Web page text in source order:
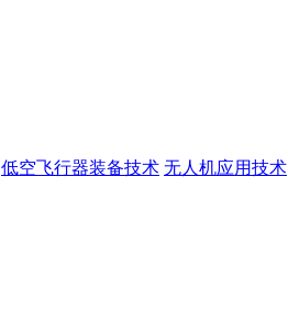
低空飞行器装备技术 无人机应用技术